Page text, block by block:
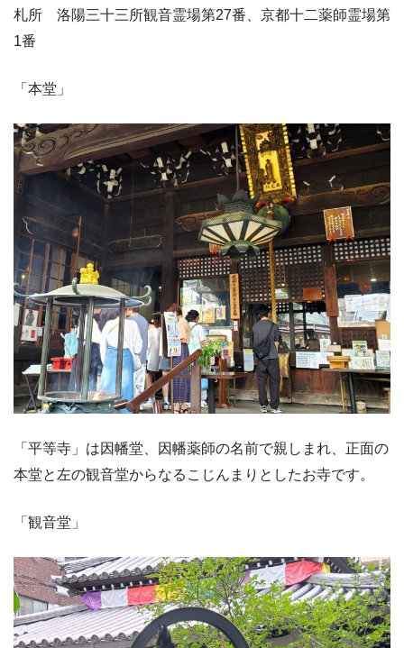
札所 洛陽三十三所観音霊場第27番、京都十二薬師霊場第
1番
「本堂」
「平等寺」は因幡堂、因幡薬師の名前で親しまれ、正面の
本堂と左の観音堂からなるこじんまりとしたお寺です。
「観音堂」